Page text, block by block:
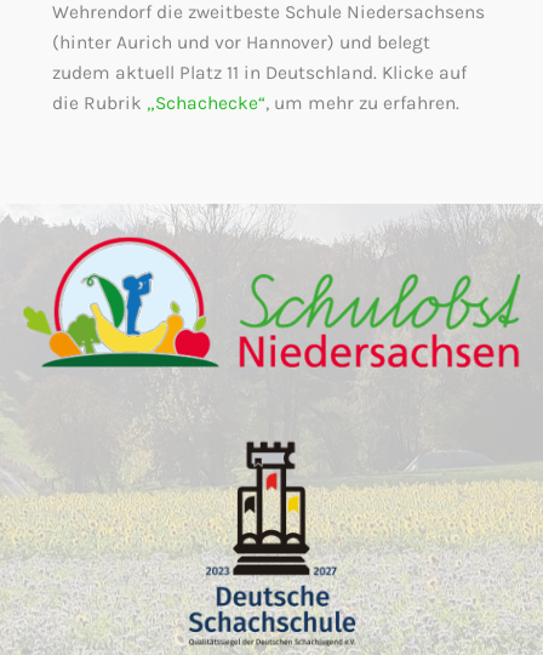
Wehrendorf die zweitbeste Schule Niedersachsens
(hinter Aurich und vor Hannover) und belegt
zudem aktuell Platz 11 in Deutschland. Klicke auf
die Rubrik „Schachecke“, um mehr zu erfahren.